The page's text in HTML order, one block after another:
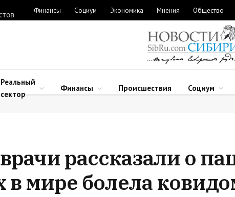
Финансы Социум Экономика Мнения Общество
Реальный
сектор
Финансы Происшествия Социум
рассказали о
в мире болела